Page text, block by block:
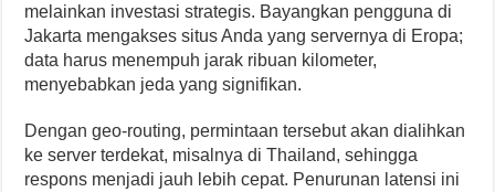
melainkan investasi strategis. Bayangkan pengguna di
Jakarta mengakses situs Anda yang servernya di Eropa;
data harus menempuh jarak ribuan kilometer,
menyebabkan jeda yang signifikan.
Dengan geo-routing, permintaan tersebut akan dialihkan
ke server terdekat, misalnya di Thailand, sehingga
respons menjadi jauh lebih cepat. Penurunan latensi ini